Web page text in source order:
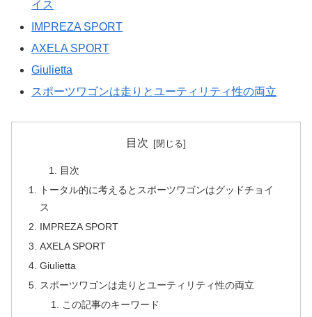
イス
IMPREZA SPORT
AXELA SPORT
Giulietta
スポーツワゴンは走りとユーティリティ性の両立
目次
目次
トータル的に考えるとスポーツワゴンはグッドチョイ
ス
IMPREZA SPORT
AXELA SPORT
Giulietta
スポーツワゴンは走りとユーティリティ性の両立
この記事のキーワード